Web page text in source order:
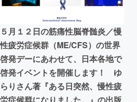
ビジネス・起業
まちづくり・地域活性化
CAMPFIRE for Social Good
CAMPFIREふるさと納税
５月１２日の筋痛性脳脊髄炎／慢
性疲労症候群（ME/CFS）の世界
啓発デーにあわせて、日本各地で
啓発イベントを開催します！ ゆ
らりさん著『ある日突然、慢性疲